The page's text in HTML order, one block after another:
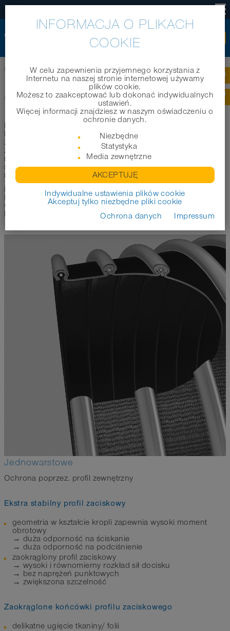
Home Technika |Konstrukcje|CP
CP
NORRES węże CP z profilem zaciskowym (CP=“Clamp
Profile”) to konstrukcja, która oferuje wiele korzyści,
zwłaszcza w zakresie naprężeń. W profilu zaciskowym jest
zaciśnięta spiralnie jedno-, dwu- lub wielowarstowa taśma
materiału oraz drut chroniący przed ześlizgnięciem. Te węże
są
elastyczne,ściśliwe, majązewn.ochronęi mogą być
np.ekstremalnie odporne na chemikalia i/lub wysokie temp
Możemy dopasować konstrukcje i właściwości węża do
Państwa potrzeb.Zwiększa to wartość dla Klienta, tworzy
wartość dodaną i często zmniejsza koszty. Prosimy o
kontakt!
Jednowarstowe
Ochrona poprzez. profil zewnętrzny
Ekstra stabilny profil zaciskowy
geometria w kształcie kropli zapewnia wysoki moment
obrotowy
→ duża odporność na ściskanie
→ duża odporność na podciśnienie
zaokrąglony profil zaciskowy
→ wysoki i równomierny rozkład sił docisku
→ bez naprężeń punktowych
→ zwiększona szczelność
Zaokrąglone końcówki profilu zaciskowego
delikatne ugięcie tkaniny/ folii
INFORMACJA O PLIKACH
COOKIE
W celu zapewnienia przyjemnego korzystania z
Internetu na naszej stronie internetowej używamy
plików cookie.
Możesz to zaakceptować lub dokonać indywidualnych
ustawień.
Więcej informacji znajdziesz w naszym oświadczeniu o
ochronie danych.
Niezbędne
Statystyka
Media zewnętrzne
AKCEPTUJĘ
Indywidualne ustawienia plików cookie
Akceptuj tylko niezbędne pliki cookie
Ochrona danych
Impressum